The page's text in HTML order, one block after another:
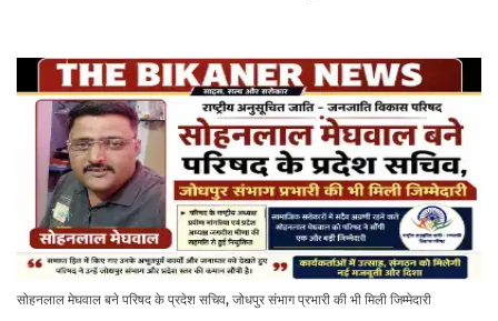
सोहनलाल मेघवाल बने परिषद के प्रदेश सचिव, जोधपुर संभाग प्रभारी की भी मिली जिम्मेदारी